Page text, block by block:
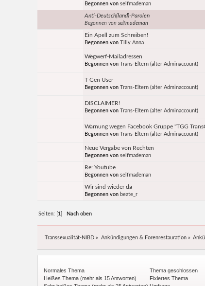
Begonnen vonselfmademan
Anti-Deutsch(land)-Parolen
Begonnen vonselfmademan
Ein Apell zum Schreiben!
Begonnen vonTilly Anna
Wegwerf-Mailadressen
Begonnen vonTrans-Eltern (alter Adminaccount)
T-Gen User
Begonnen vonTrans-Eltern (alter Adminaccount)
DISCLAIMER!
Begonnen vonTrans-Eltern (alter Adminaccount)
Warnung wegen Facebook Gruppe "TGG
Begonnen vonTrans-Eltern (alter Adminaccount)
Neue Vergabe von Rechten
Begonnen vonselfmademan
Re: Youtube
Begonnen vonselfmademan
Wir sind wieder da
Begonnen von beate_r
Seiten: [ 1 Nach oben
Transsexualität-NIBD » Ankündigungen & Forenrestauration»
Normales Thema
Heißes Thema (mehr als 15 Antworten)
Thema geschlossen
Fixiertes Thema